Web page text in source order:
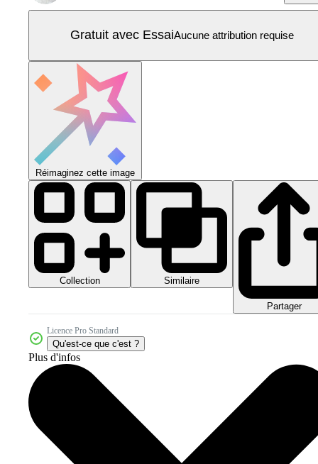
Gratuit avec EssaiAucune attribution requise
Réimaginez cette image
Collection Similaire
Partager
Licence Pro Standard
Qu'est-ce que c'est ?
Plus d'infos